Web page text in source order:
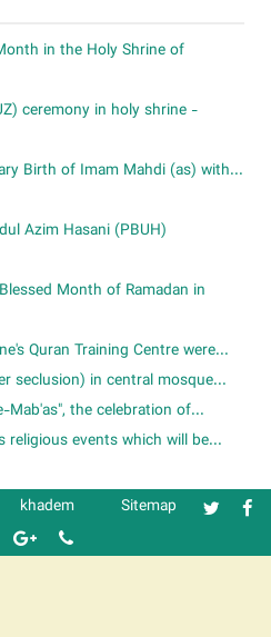
in the Holy Shrine of
ceremony in holy shrine -
Birth of Imam Mahdi (as) with...
Azim Hasani (PBUH)
Month of Ramadan in
Quran Training Centre were...
seclusion) in central mosque...
Mab'as", the celebration of...
religious events which will be...
khadem Sitemap